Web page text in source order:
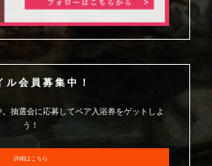
ル会員募集中！
抽選会に応募してペア入浴券をゲットしよ
う！
詳細はこちら